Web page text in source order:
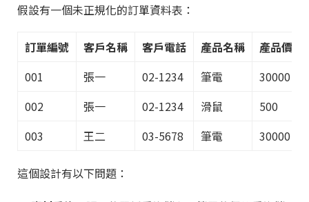
假設有一個未正規化的訂單資料表：
訂單編號 客戶名稱 客戶電話 產品名稱
產品價格
001
張一 02-1234 筆電
30000
002
張一 02-1234 滑鼠
500
003
王二 03-5678 筆電 30000
這個設計有以下問題：